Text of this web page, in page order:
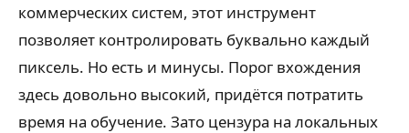
коммерческих систем, этот инструмент
позволяет контролировать буквально каждый
пиксель. Но есть и минусы. Порог вхождения
здесь довольно высокий, придётся потратить
время на обучение. Зато цензура на локальных